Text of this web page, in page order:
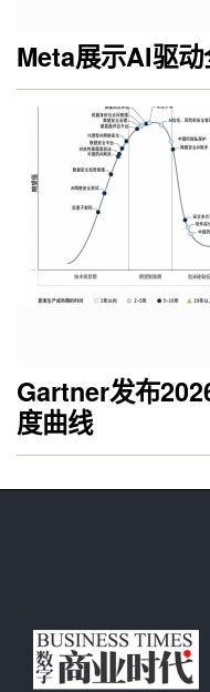
Meta展示AI驱
Gartner发布
度曲线